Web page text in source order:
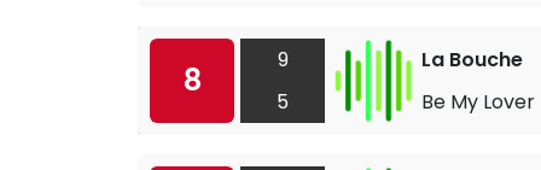
8
9
5
La Bouche
Be My Lover